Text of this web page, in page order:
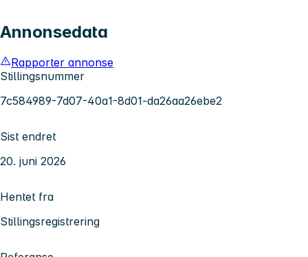
Annonsedata
Rapporter annonse
Stillingsnummer
7c584989-7d07-40a1-8d01-da26aa26ebe2
Sist endret
20. juni 2026
Hentet fra
Stillingsregistrering